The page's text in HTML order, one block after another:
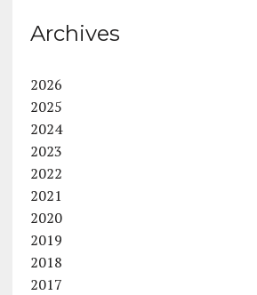
Archives
2026
2025
2024
2023
2022
2021
2020
2019
2018
2017